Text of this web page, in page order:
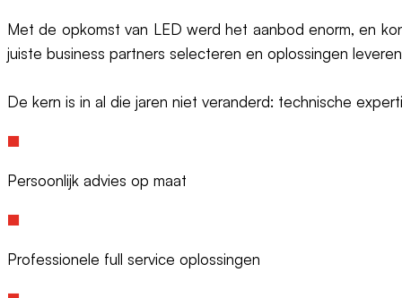
Met de opkomst van LED werd het aanbod enorm, en
juiste business partners selecteren en oplossingen
De kern is in al die jaren niet veranderd: technische
Persoonlijk advies op maat
Professionele full service oplossingen